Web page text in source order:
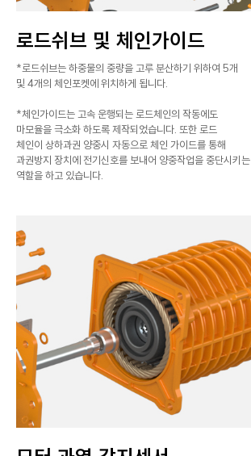
로드쉬브 및 체인가이드
*로드쉬브는 하중물의 중량을 고루 분산하기 위하여 5개
및 4개의 체인포켓에 위치하게 됩니다.
*체인가이드는 고속 운행되는 로드체인의 작동에도
마모율을 극소화 하도록 제작되었습니다. 또한 로드
체인이 상하과권 양중시 자동으로 체인 가이드를 통해
과권방지 장치에 전기신호를 보내어 양중작업을 중단시키는
역할을 하고 있습니다.